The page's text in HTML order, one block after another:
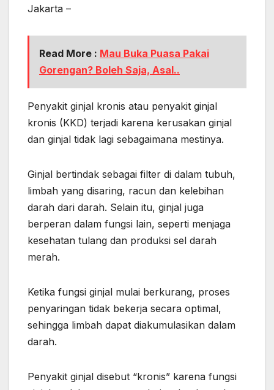
Jakarta –
Read More : Mau Buka Puasa Pakai
Gorengan? Boleh Saja, Asal..
Penyakit ginjal kronis atau penyakit ginjal
kronis (KKD) terjadi karena kerusakan ginjal
dan ginjal tidak lagi sebagaimana mestinya.
Ginjal bertindak sebagai filter di dalam tubuh,
limbah yang disaring, racun dan kelebihan
darah dari darah. Selain itu, ginjal juga
berperan dalam fungsi lain, seperti menjaga
kesehatan tulang dan produksi sel darah
merah.
Ketika fungsi ginjal mulai berkurang, proses
penyaringan tidak bekerja secara optimal,
sehingga limbah dapat diakumulasikan dalam
darah.
Penyakit ginjal disebut “kronis” karena fungsi